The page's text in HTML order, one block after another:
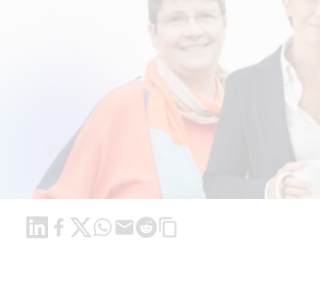
Linkedin
Facebook
X WhatsApp
MailReddit